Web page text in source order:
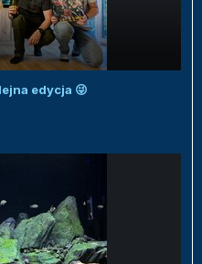
edycja 😜